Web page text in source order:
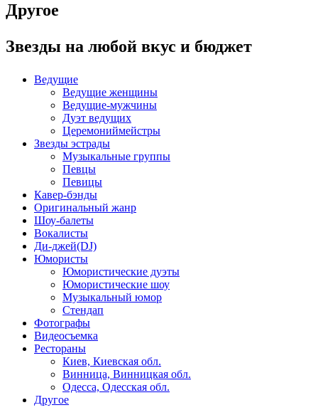
Другое
Звезды на любой вкус и бюджет
Ведущие
Ведущие женщины
Ведущие-мужчины
Дуэт ведущих
Церемониймейстры
Звезды эстрады
Музыкальные группы
Певцы
Певицы
Кавер-бэнды
Оригинальный жанр
Шоу-балеты
Вокалисты
Ди-джей(DJ)
Юмористы
Юмористические дуэты
Юмористические шоу
Музыкальный юмор
Стендап
Фотографы
Видеосъемка
Рестораны
Киев, Киевская обл.
Винница, Винницкая обл.
Одесса, Одесская обл.
Другое